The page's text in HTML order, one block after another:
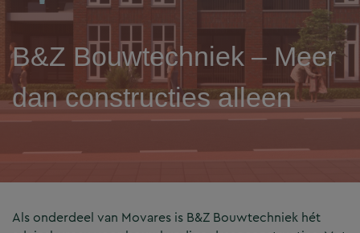
B&Z Bouwtechniek – Meer
dan constructies alleen
Als onderdeel van Movares is B&Z Bouwtechniek hét